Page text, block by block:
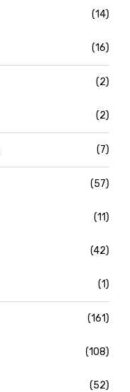
(14)
(16)
(2)
(2)
(7)
(57)
(11)
(42)
(1)
(161)
(108)
(52)